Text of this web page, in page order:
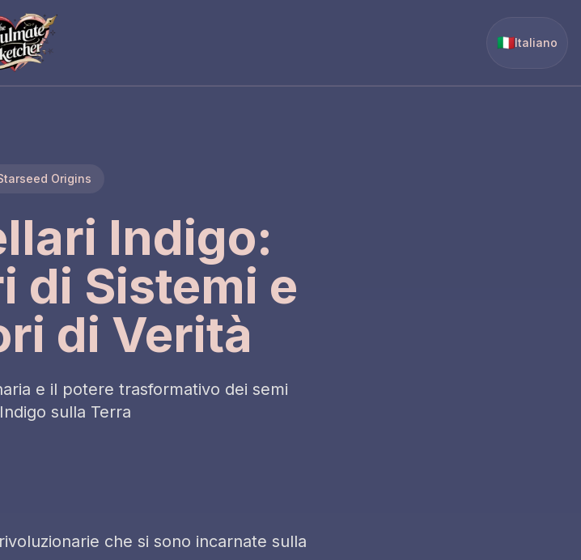
🇮🇹Italiano
Origins
Indigo:
di Sistemi e
di Verità
e il potere trasformativo dei semi
sulla Terra
che si sono incarnate sulla